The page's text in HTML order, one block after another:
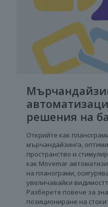
решения на
Открийте как
мърчандайзинга,
пространство и
как Movemar
на планограми,
увеличавайки
Разберете повече за
позициониране на